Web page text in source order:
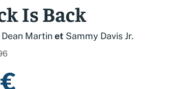
Is Back
Dean Martinet Sammy Davis Jr.